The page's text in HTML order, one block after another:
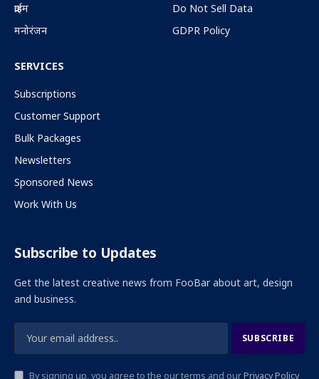
क्राईम
मनोरंजन
Do Not Sell Data
GDPR Policy
SERVICES
Subscriptions
Customer Support
Bulk Packages
Newsletters
Sponsored News
Work With Us
Subscribe to Updates
Get the latest creative news from FooBar about art, design
and business.
By signing up, you agree to the our terms and ourPrivacy Policy